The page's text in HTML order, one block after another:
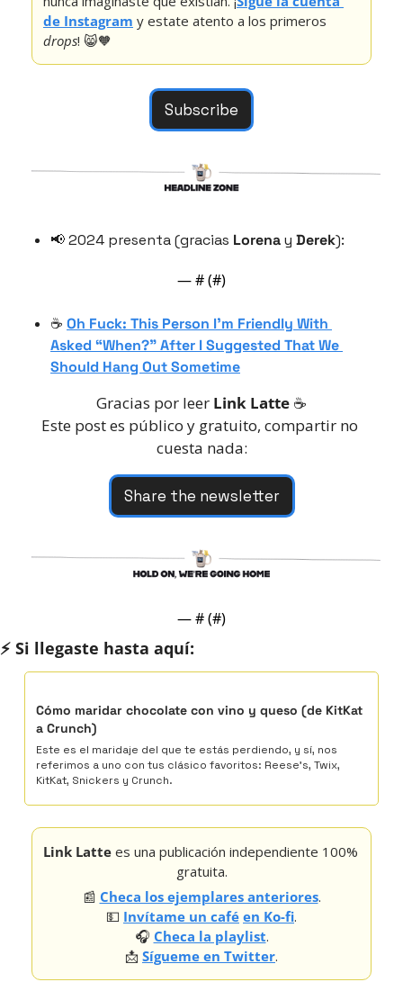
de Instagram
drops! 😸🧡
Subscribe
📢 2024 presenta (gracias Lorena y Derek):
— # (#)
☕️ Oh Fuck: This Person I’m Friendly With
Asked “When?” After I Suggested That We
Should Hang Out Sometime
Gracias por leer Link Latte ☕️
Este post es público y gratuito, compartir no
cuesta nada:
Share the newsletter
— # (#)
⚡️ Si llegaste hasta aquí:
Cómo maridar chocolate con vino y queso (de KitKat
a Crunch)
Este es el maridaje del que te estás perdiendo, y sí, nos
referimos a uno con tus clásico favoritos: Reese's, Twix,
KitKat, Snickers y Crunch.
Link Latte es una publicación independiente 100%
gratuita.
📰 Checa los ejemplares anteriores.
💵 Invítame un café en Ko-fi.
🎧 Checa la playlist.
📩 Sígueme en Twitter.